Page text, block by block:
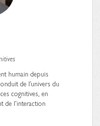
humain depuis
de l’univers du
cognitives, en
de l’interaction